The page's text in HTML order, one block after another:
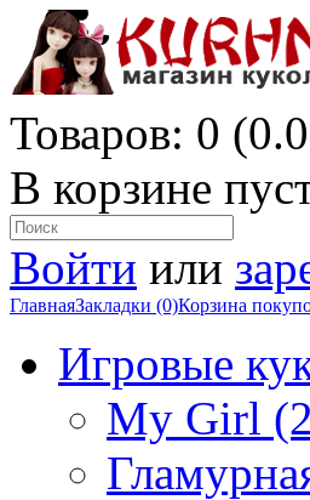
Товаров: 0
В корзине
Войти или
ГлавнаяЗакладки (0)Корзина
Игровые
My Girl